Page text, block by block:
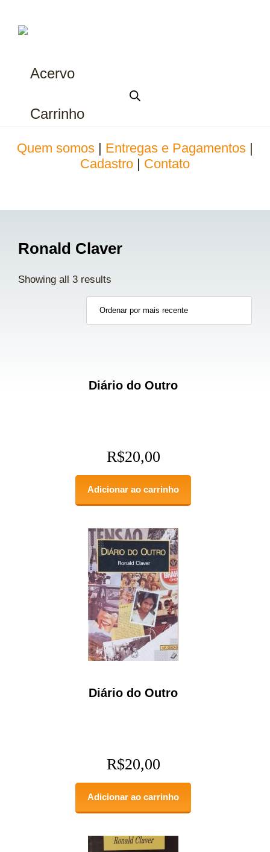
Acervo
Carrinho
Quem somos Entregas e Pagamentos
Cadastro
Contato
Ronald Claver
Showing all 3 results
Diário do Outro
R$20,00
Adicionar ao carrinho
Diário do Outro
R$20,00
Adicionar ao carrinho